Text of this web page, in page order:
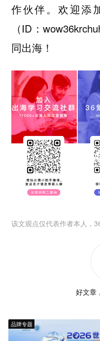
作伙伴。欢迎添
（ID：
同出海！
该文观点仅代表作者本人，
好文章
品牌专题